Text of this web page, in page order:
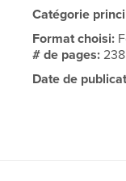
Catégorie
Format choisi:
# de pages:238
Date de